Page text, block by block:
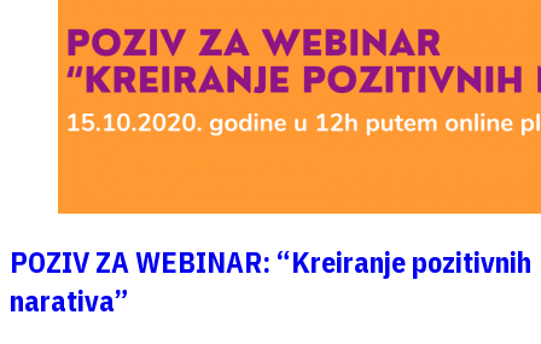
POZIV ZA WEBINAR: “Kreiranje pozitivnih
narativa”